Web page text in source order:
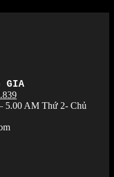
GIA
5.00 AM Thứ 2- Chủ